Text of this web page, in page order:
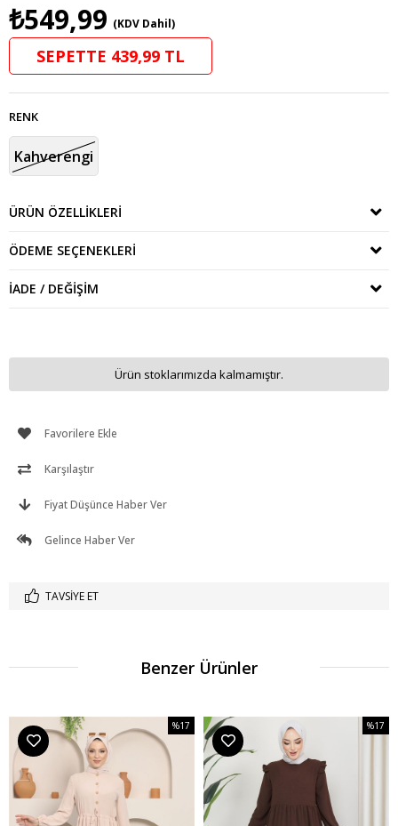
₺549,99 (KDV Dahil)
SEPETTE 439,99 TL
RENK
Kahverengi
ÜRÜN ÖZELLIKLERI
ÖDEME SEÇENEKLERI
İADE / DEĞIŞIM
Ürün stoklarımızda kalmamıştır.
Favorilere Ekle
Karşılaştır
Fiyat Düşünce Haber Ver
Gelince Haber Ver
TAVSIYE ET
Benzer Ürünler
%17
%17İndirim
%17